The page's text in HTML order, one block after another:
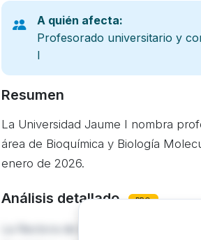
A quién afecta:
Profesorado universitario y
I
Resumen
La Universidad Jaume I nombra
área de Bioquímica y Biología
enero de 2026.
Análisis detallado PRO
La Rectora de la Universitat Jaume